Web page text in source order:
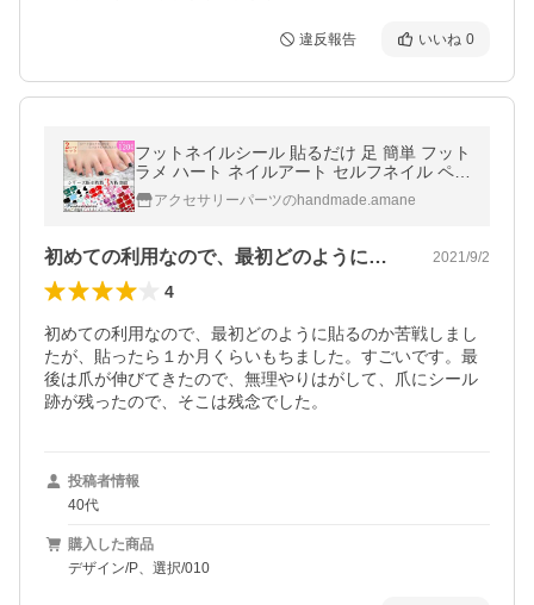
違反報告 いいね 0
フットネイルシール 貼るだけ 足 簡単 フット
ラメ ハート ネイルアート セルフネイル ペデ
ィネイル
アクセサリーパーツのhandmade.amane
初めての利用なので、最初どのように貼る… 2021/9/2
4
初めての利用なので、最初どのように貼るのか苦戦しまし
たが、貼ったら１か月くらいもちました。すごいです。最
後は爪が伸びてきたので、無理やりはがして、爪にシール
跡が残ったので、そこは残念でした。
投稿者情報
40代
購入した商品
デザイン/P、選択/010